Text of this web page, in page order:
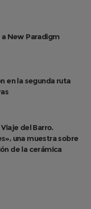
a New Paradigm
en la segunda ruta
del Barro.
una muestra sobre
de la cerámica